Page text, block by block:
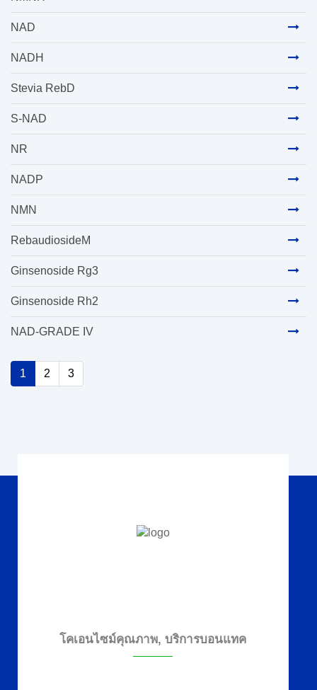
NAD
NADH
Stevia RebD
S-NAD
NR
NADP
NMN
RebaudiosideM
Ginsenoside Rg3
Ginsenoside Rh2
NAD-GRADE IV
1 2 3
โคเอนไซม์คุณภาพ, บริการบอนแทค